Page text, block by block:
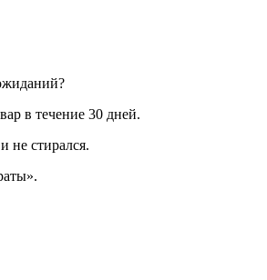
в течение 30 дней.
не стирался.